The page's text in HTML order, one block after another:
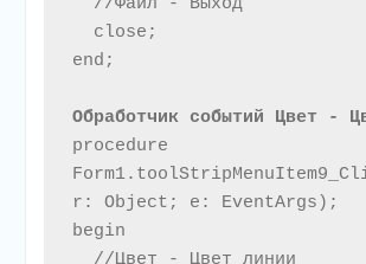
end;
Обработчик событий Цвет -
procedure
r: Object; e: EventArgs);
begin